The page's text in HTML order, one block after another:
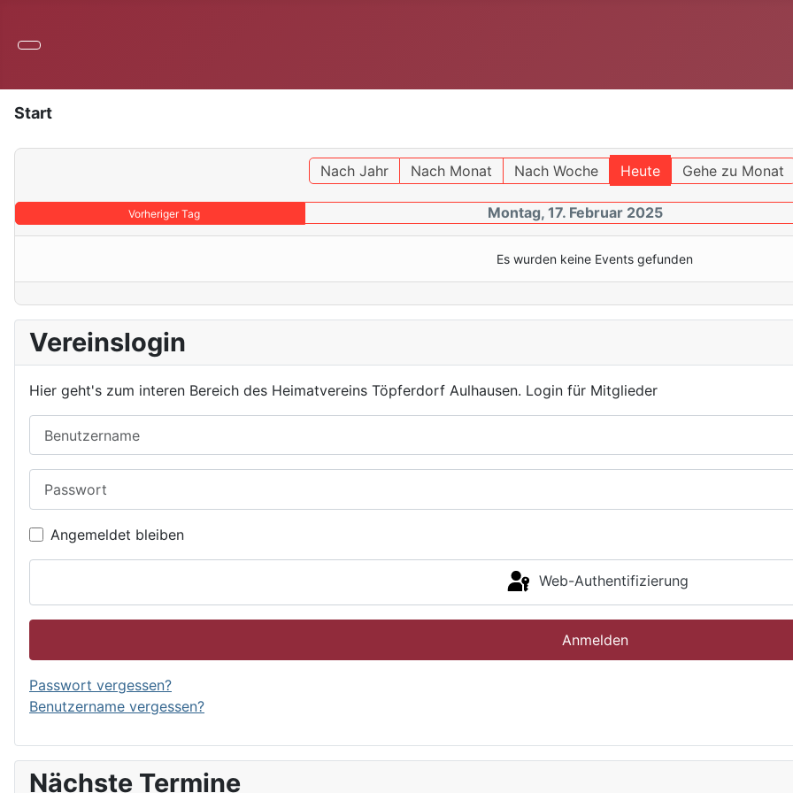
Start
Nach Jahr Nach Monat Nach Woche Heute Gehe zu Monat
Vorheriger Tag Montag, 17. Februar 2025
Es wurden keine Events gefunden
Vereinslogin
Hier geht's zum interen Bereich des Heimatvereins Töpferdorf Aulhausen. Login für Mitglieder
Angemeldet bleiben
Web-Authentifizierung
Anmelden
Passwort vergessen?
Benutzername vergessen?
Nächste Termine